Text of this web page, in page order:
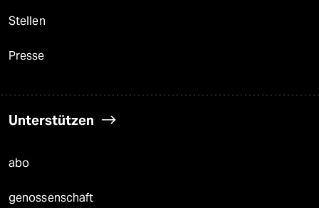
Stellen
Presse
Unterstützen
abo
genossenschaft